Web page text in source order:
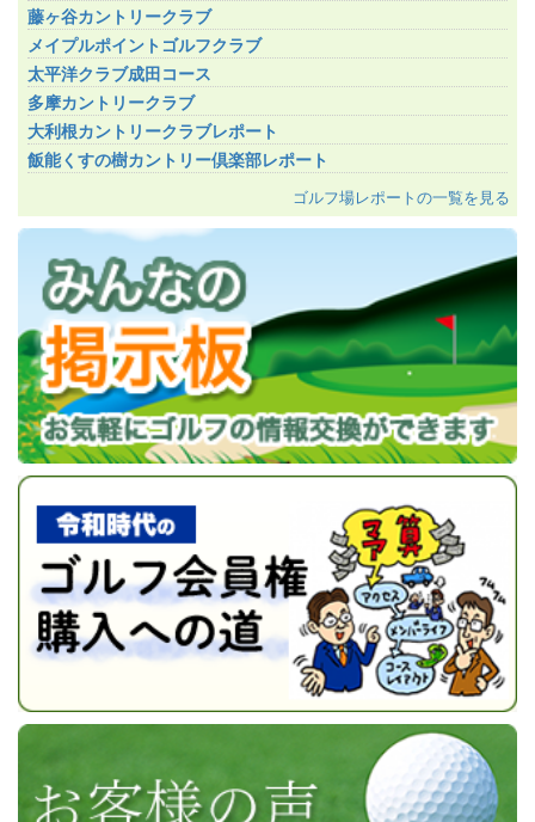
藤ヶ谷カントリークラブ
メイプルポイントゴルフクラブ
太平洋クラブ成田コース
多摩カントリークラブ
大利根カントリークラブレポート
飯能くすの樹カントリー倶楽部レポート
ゴルフ場レポートの一覧を見る